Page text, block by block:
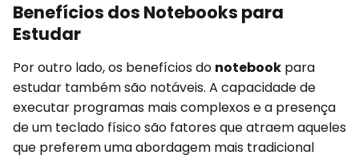
Benefícios dos Notebooks para
Estudar
Por outro lado, os benefícios do notebook para
estudar também são notáveis. A capacidade de
executar programas mais complexos e a presença
de um teclado físico são fatores que atraem aqueles
que preferem uma abordagem mais tradicional